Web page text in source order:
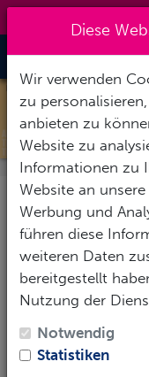
BARE
Diese
Wir verwenden
zu
anbieten zu
Website zu
Informationen zu
Website an
Werbung und
führen diese
weiteren Daten
bereitgestellt
Nutzung der
Notwendig
Statistiken